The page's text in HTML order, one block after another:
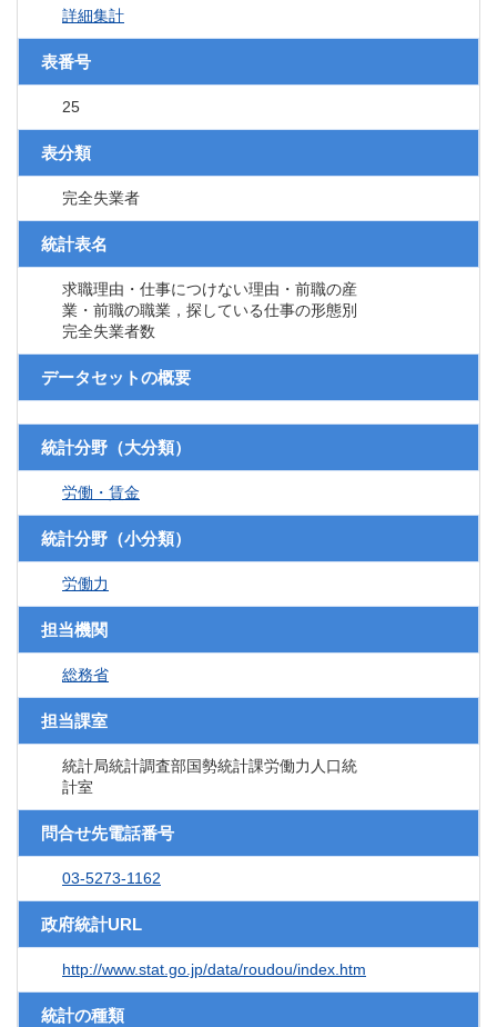
詳細集計
表番号
25
表分類
完全失業者
統計表名
求職理由・仕事につけない理由・前職の産
業・前職の職業，探している仕事の形態別
完全失業者数
データセットの概要
統計分野（大分類）
労働・賃金
統計分野（小分類）
労働力
担当機関
総務省
担当課室
統計局統計調査部国勢統計課労働力人口統
計室
問合せ先電話番号
03-5273-1162
政府統計URL
http://www.stat.go.jp/data/roudou/index.htm
統計の種類